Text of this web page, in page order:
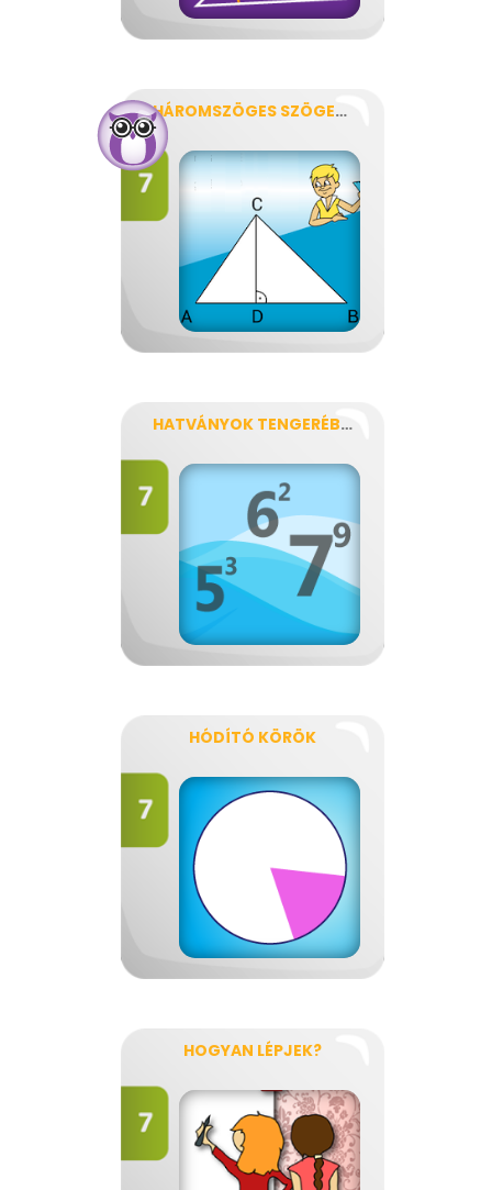
HÁROMSZÖGES SZÖGELŐ
HATVÁNYOK TENGERÉBEN
HÓDÍTÓ KÖRÖK
HOGYAN LÉPJEK?